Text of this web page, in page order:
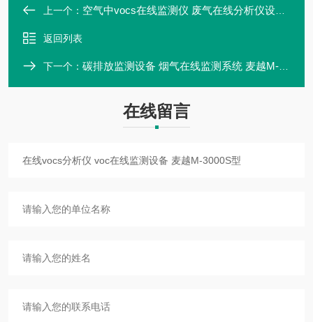
上一个： 空气中vocs在线监测仪 废气在线分析仪设备 麦越M-3000S型
返回列表
下一个： 碳排放监测设备 烟气在线监测系统 麦越M-3000C型
在线留言